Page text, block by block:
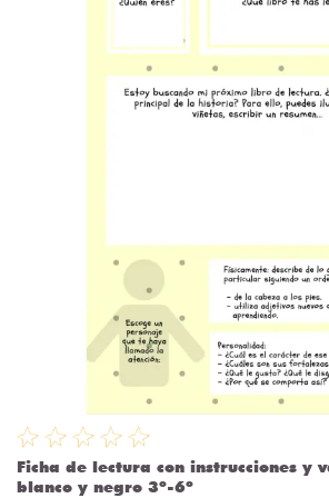
Ficha de lectura con instrucciones y
blanco y negro 3º-6º